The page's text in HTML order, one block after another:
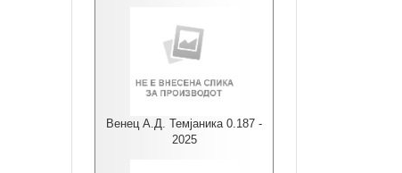
Венец А.Д. Темјаника 0.187 -
2025